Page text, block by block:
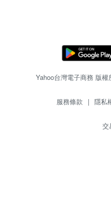
Yahoo台灣電子商務 版
服務條款 | 隱私
交